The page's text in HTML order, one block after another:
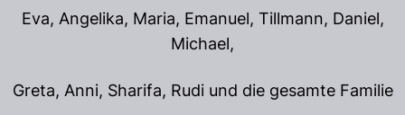
Eva, Angelika, Maria, Emanuel, Tillmann, Daniel,
Michael,
Greta, Anni, Sharifa, Rudi und die gesamte Familie